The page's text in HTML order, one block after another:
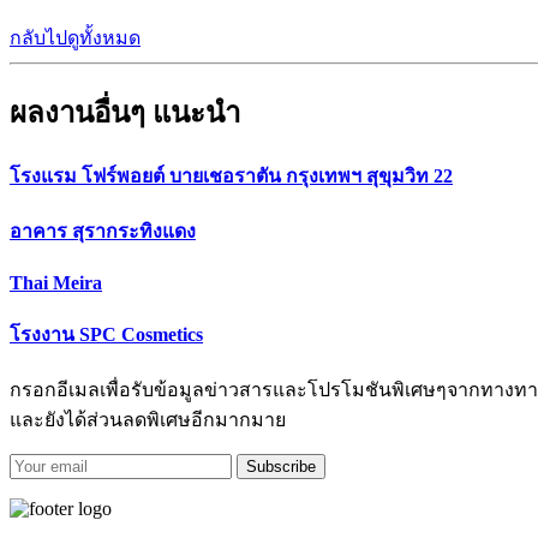
กลับไปดูทั้งหมด
ผลงานอื่นๆ แนะนำ
โรงแรม โฟร์พอยต์ บายเชอราตัน กรุงเทพฯ สุขุมวิท 22
อาคาร สุรากระทิงแดง
Thai Meira
โรงงาน SPC Cosmetics
กรอกอีเมลเพื่อรับข้อมูลข่าวสารและโปรโมชันพิเศษๆจากทางทา
และยังได้ส่วนลดพิเศษอีกมากมาย
Subscribe